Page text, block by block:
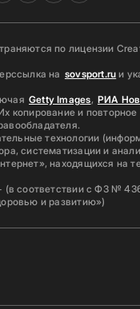
по лицензии
на sovsport.ru и
Getty Images, РИА
копирование и повторное
технологии
систематизации и
находящихся на
(в соответствии с ФЗ №
и развитию»)